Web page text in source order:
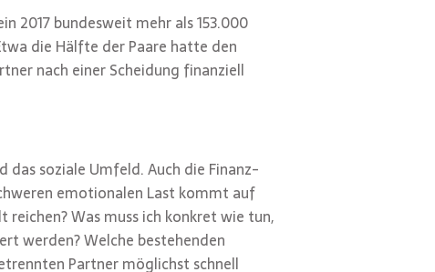
2017 bundesweit mehr als 153.000
die Hälfte der Paare hatte den
nach einer Scheidung finanziell
das soziale Umfeld. Auch die Finanz-
emotionalen Last kommt auf
Was muss ich konkret wie tun,
werden? Welche bestehenden
Partner möglichst schnell